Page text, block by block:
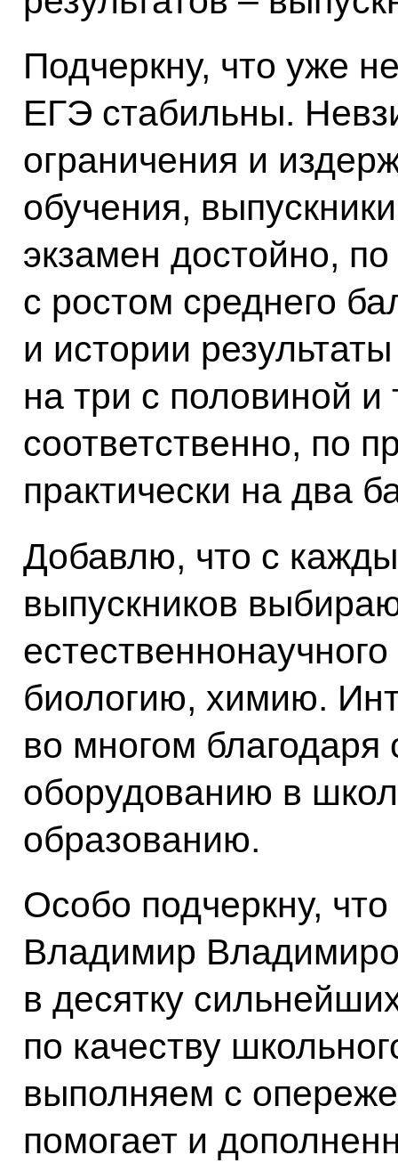
Подчеркну, что уже
ЕГЭ стабильны.
ограничения и
обучения,
экзамен достойно,
с ростом среднего
и истории
на три с половиной и
соответственно, по
практически на два
Добавлю, что с
выпускников
биологию, химию.
во многом
оборудованию в
образованию.
Особо подчеркну,
Владимир
в десятку
по качеству
выполняем с
помогает и